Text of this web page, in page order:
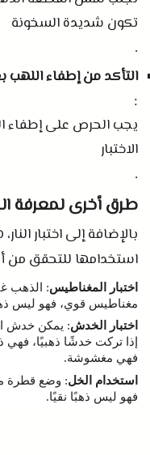
تكون شديدة السخونة
.
التأكد من إطفاء اللهب
:
يجب الحرص على إطفاء
الاختبار
.
طرق أخرى لمعرفة
بالإضافة إلى اختبار
استخدامها للتحقق من
اختبار المغناطيس: الذهب
مغناطيس قوي، فهو ليس
اختبار الخدش: يمكن خدش
إذا تركت خدشًا ذهبيًا، فهي
فهي مغشوشة.
استخدام الخل: وضع قطرة
فهو ليس ذهبًا نقيًا.